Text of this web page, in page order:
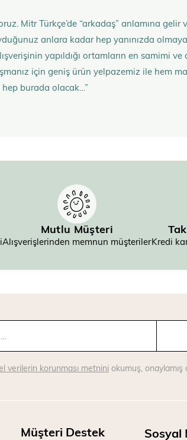
Mitr Türkçe’de “arkadaş” anlamına gelir
anlara kadar hep yanınızda
yapıldığı ortamların en samimi
için geniş ürün yelpazemiz ile hem
burada olacak…”
Mutlu Müşteri
Alışverişlerinden memnun müşterilerKredi
verilerin korunması metnini okumuş, onaylamış
Müşteri Destek Sosyal